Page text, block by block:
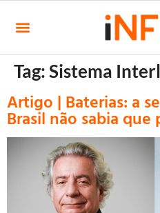
Tag:Sistema
Artigo | Baterias: a
Brasil não sabia que